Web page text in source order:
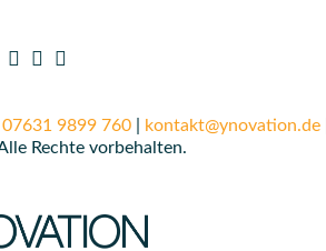
07631 9899 760| kontakt@ynovation.de|
Rechte vorbehalten.